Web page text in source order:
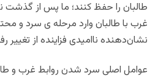
طالبان را حفظ کنند؛ ما پس از گذشت
غرب با طالبان وارد مرحله ی سرد و
نشان‌دهنده ناامیدی فزاینده از تغییر
عوامل اصلی سرد شدن روابط غرب و